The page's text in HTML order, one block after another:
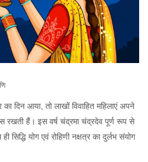
का दिन आया, तो लाखों विवाहित महिलाएं अपने
रखती हैं। इस वर्ष चंद्रमाचंद्रदेव पूर्ण रूप से
सिद्धि योग एवं रोहिणी नक्षत्र का दुर्लभ संयोग